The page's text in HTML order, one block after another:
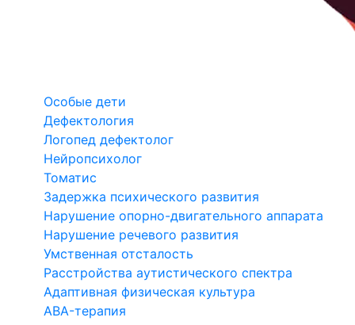
Особые дети
Дефектология
Логопед дефектолог
Нейропсихолог
Томатис
Задержка психического развития
Нарушение опорно-двигательного аппарата
Нарушение речевого развития
Умственная отсталость
Расстройства аутистического спектра
Адаптивная физическая культура
ABA-терапия